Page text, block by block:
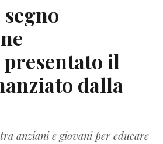
il
dalla
anziani e giovani per educare